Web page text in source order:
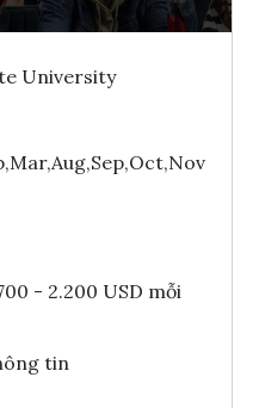
University
- 2.200 USD mỗi
tin